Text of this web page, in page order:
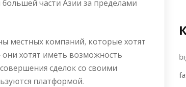
части Азии за пределами
местных компаний, которые хотят
хотят иметь возможность
сделок со своими
платформой.